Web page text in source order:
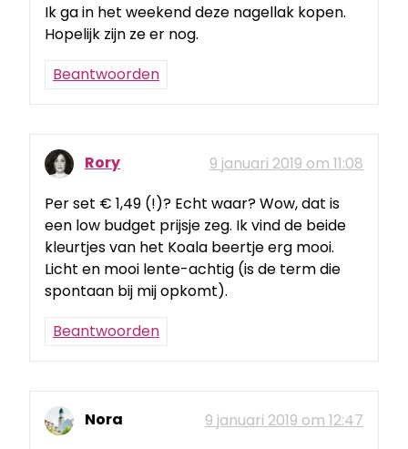
Ik ga in het weekend deze nagellak kopen.
Hopelijk zijn ze er nog.
Beantwoorden
Rory
9 januari 2019 om 11:08
Per set € 1,49 (!)? Echt waar? Wow, dat is
een low budget prijsje zeg. Ik vind de beide
kleurtjes van het Koala beertje erg mooi.
Licht en mooi lente-achtig (is de term die
spontaan bij mij opkomt).
Beantwoorden
Nora
9 januari 2019 om 12:47